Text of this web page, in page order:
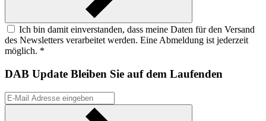
Ich bin damit einverstanden, dass meine Daten für den Versand
des Newsletters verarbeitet werden. Eine Abmeldung ist jederzeit
möglich. *
DAB Update Bleiben Sie auf dem Laufenden